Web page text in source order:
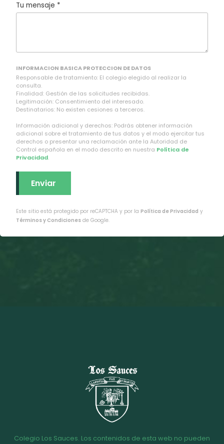
Tu mensaje *
INFORMACION BASICA PROTECCION DE DATOS
Responsable de tratamiento: El colegio elegido al realizar la
consulta.
Finalidad: Gestión de las solicitudes recibidas.
Legitimación: Consentimiento del interesado.
Destinatarios: No existen cesiones a terceros.
Información adicional y derechos: Podrás obtener información
adicional sobre el tratamiento de tus datos y el modo ejercitar tus
derechos o presentar una reclamación ante la Autoridad de
Control española en el modo descrito en nuestra Política de
Privacidad.
Este sitio está protegido por reCAPTCHA y por la Política de Privacidad y
Términos y Condiciones de Google.
Colegio Los Sauces. Los contenidos de esta web no pueden